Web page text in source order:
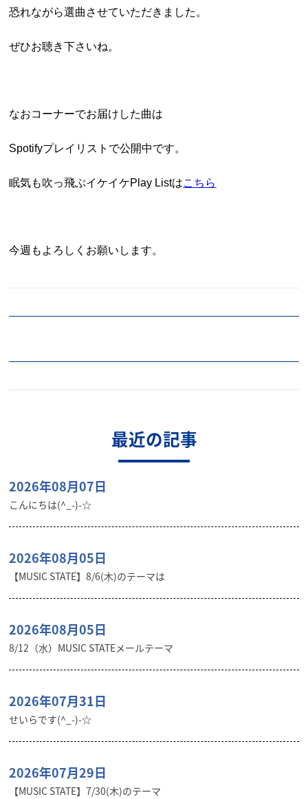
恐れながら選曲させていただきました。
ぜひお聴き下さいね。
なおコーナーでお届けした曲は
Spotifyプレイリストで公開中です。
眠気も吹っ飛ぶイケイケPlay Listはこちら
今週もよろしくお願いします。
最近の記事
2026年08月07日
こんにちは(^_-)-☆
2026年08月05日
【MUSIC STATE】8/6(木)のテーマは
2026年08月05日
8/12（水）MUSIC STATEメールテーマ
2026年07月31日
せいらです(^_-)-☆
2026年07月29日
【MUSIC STATE】7/30(木)のテーマ